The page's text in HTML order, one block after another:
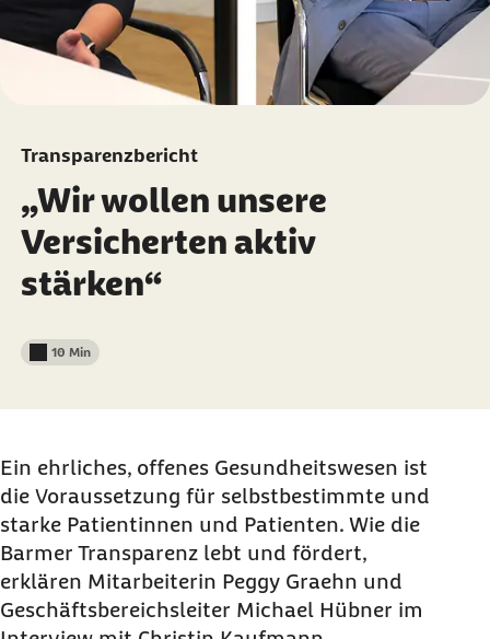
Transparenzbericht
„Wir wollen unsere
Versicherten aktiv
stärken“
Lesedauer weniger als
10 Min
Ein ehrliches, offenes Gesundheitswesen ist
die Voraussetzung für selbstbestimmte und
starke Patientinnen und Patienten. Wie die
Barmer Transparenz lebt und fördert,
erklären Mitarbeiterin Peggy Graehn und
Geschäftsbereichsleiter Michael Hübner im